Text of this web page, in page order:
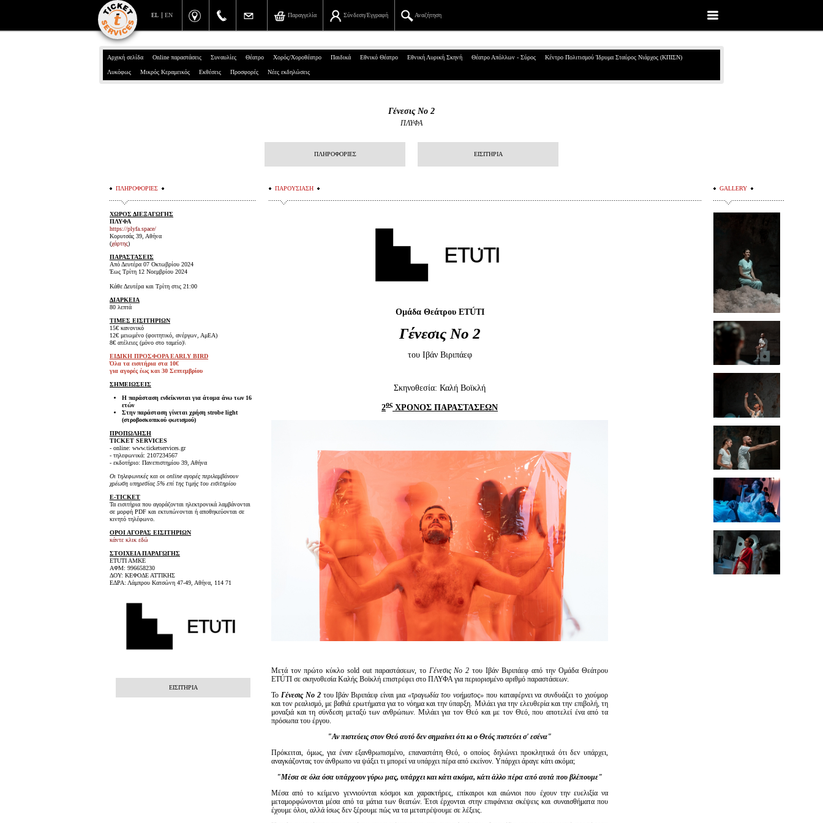
EN
EL Αναζήτηση
Σύνδεση/Εγγραφή
Παραγγελία
Πανεπιστημίου 39, Αθήνα
Αναζήτηση παραγγελίας
Αρχική σελίδα Online παραστάσεις Συναυλίες Θέατρο Χορός/Χοροθέατρο Παιδικά Εθνικό Θέατρο Εθνική Λυρική Σκηνή Θέατρο Απόλλων - Σύρος Κέντρο Πολιτισμού Ίδρυμα Σταύρος Νιάρχος (ΚΠΙΣΝ)
Λυκόφως Μικρός Κεραμεικός Εκθέσεις Προσφορές Νέες εκδηλώσεις
Γένεσις Νο 2
ΠΛΥΦΑ
ΠΛΗΡΟΦΟΡΙΕΣ ΕΙΣΙΤΗΡΙΑ
ΠΑΡΟΥΣΙΑΣΗ
Ομάδα Θεάτρου ETÚTI
Γένεσις Νο 2
του Ιβάν Βιριπάεφ
Σκηνοθεσία: Καλή Βοϊκλή
2ος ΧΡΟΝΟΣ ΠΑΡΑΣΤΑΣΕΩΝ
Μετά τον πρώτο κύκλο sold out παραστάσεων, το Γένεσις Νο 2 του Ιβάν Βιριπάεφ από την Ομάδα Θεάτρου
ETÚTI σε σκηνοθεσία Καλής Βοϊκλή επιστρέφει στο ΠΛΥΦΑ για περιορισμένο αριθμό παραστάσεων.
Το Γένεσις Νο 2 του Ιβάν Βιριπάεφ είναι μια «τραγωδία του νοήματος» που καταφέρνει να συνδυάζει το χιούμορ
και τον ρεαλισμό, με βαθιά ερωτήματα για το νόημα και την ύπαρξη. Μιλάει για την ελευθερία και την επιβολή, τη
μοναξιά και τη σύνδεση μεταξύ των ανθρώπων. Μιλάει για τον Θεό και με τον Θεό, που αποτελεί ένα από τα
πρόσωπα του έργου.
"Αν πιστεύεις στον Θεό αυτό δεν σημαίνει ότι κι ο Θεός πιστεύει σ' εσένα"
Πρόκειται, όμως, για έναν εξανθρωπισμένο, επαναστάτη Θεό, ο οποίος δηλώνει προκλητικά ότι δεν υπάρχει,
αναγκάζοντας τον άνθρωπο να ψάξει τι μπορεί να υπάρχει πέρα από εκείνον. Υπάρχει άραγε κάτι ακόμα;
"Μέσα σε όλα όσα υπάρχουν γύρω μας, υπάρχει και κάτι ακόμα, κάτι άλλο πέρα από αυτά που βλέπουμε"
Μέσα από το κείμενο γεννιούνται κόσμοι και χαρακτήρες, επίκαιροι και αιώνιοι που έχουν την ευελιξία να
μεταμορφώνονται μέσα από τα μάτια των θεατών. Έτσι έρχονται στην επιφάνεια σκέψεις και συναισθήματα που
έχουμε όλοι, αλλά ίσως δεν ξέρουμε πώς να τα μετατρέψουμε σε λέξεις.
ΠΛΗΡΟΦΟΡΙΕΣ
ΧΩΡΟΣ ΔΙΕΞΑΓΩΓΗΣ
ΠΛΥΦΑ
https://plyfa.space/
Κορυτσάς 39, Αθήνα
(χάρτης)
ΠΑΡΑΣΤΑΣΕΙΣ
Από Δευτέρα 07 Οκτωβρίου 2024
Έως Τρίτη 12 Νοεμβρίου 2024
Κάθε Δευτέρα και Τρίτη στις 21:00
ΔΙΑΡΚΕΙΑ
80 λεπτά
ΤΙΜΕΣ ΕΙΣΙΤΗΡΙΩΝ
15€ κανονικό
12€ μειωμένο (φοιτητικό, ανέργων, ΑμΕΑ)
8€ ατέλειες (μόνο στο ταμείο)\
ΕΙΔΙΚΗ ΠΡΟΣΦΟΡΑ EARLY BIRD
Όλα τα εισιτήρια στα 10€
για αγορές έως και 30 Σεπτεμβρίου
ΣΗΜΕΙΩΣΕΙΣ
Η παράσταση ενδείκνυται για άτομα άνω των 16
ετών
Στην παράσταση γίνεται χρήση strobe light
(στροβοσκοπικού φωτισμού)
ΠΡΟΠΩΛΗΣΗ
TICKET SERVICES
- online: www.ticketservices.gr
- τηλεφωνικά: 2107234567
- εκδοτήριο: Πανεπιστημίου 39, Αθήνα
Οι τηλεφωνικές και οι online αγορές περιλαμβάνουν
χρέωση υπηρεσίας 5% επί της τιμής του εισιτηρίου
E-TICKET
Τα εισιτήρια που αγοράζονται ηλεκτρονικά λαμβάνονται
σε μορφή PDF και εκτυπώνονται ή αποθηκεύονται σε
κινητό τηλέφωνο.
ΟΡΟΙ ΑΓΟΡΑΣ ΕΙΣΙΤΗΡΙΩΝ
κάντε κλικ εδώ
ΣΤΟΙΧΕΙΑ ΠΑΡΑΓΩΓΗΣ
ETUTI AMKE
ΑΦΜ: 996658230
ΔΟΥ: ΚΕΦΟΔΕ ΑΤΤΙΚΗΣ
ΕΔΡΑ: Λάμπρου Κατσώνη 47-49, Αθήνα, 114 71
ΕΙΣΙΤΗΡΙΑ
GALLERY